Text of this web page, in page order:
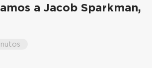
a Jacob Sparkman,